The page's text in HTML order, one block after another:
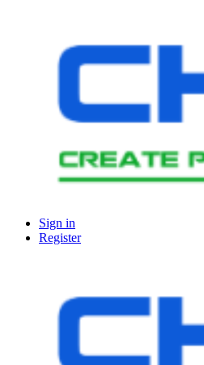
Sign in
Register